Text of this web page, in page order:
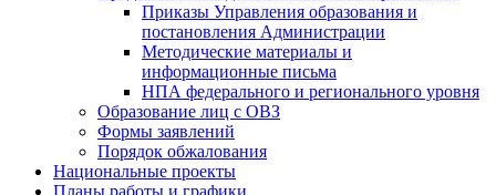
Приказы Управления образования и
постановления Администрации
Методические материалы и
информационные письма
НПА федерального и регионального уровня
Образование лиц с ОВЗ
Формы заявлений
Порядок обжалования
Национальные проекты